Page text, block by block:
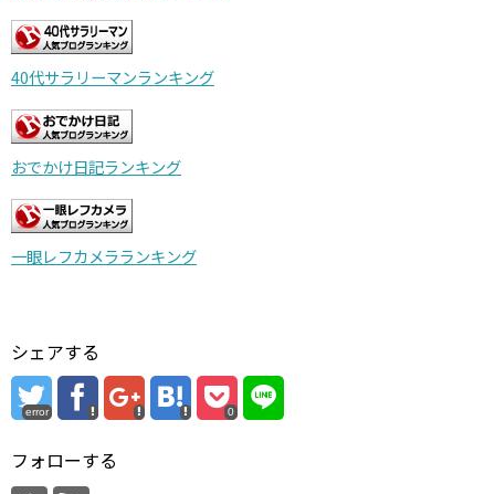
40代サラリーマンランキング
おでかけ日記ランキング
一眼レフカメラランキング
シェアする
error 0
フォローする